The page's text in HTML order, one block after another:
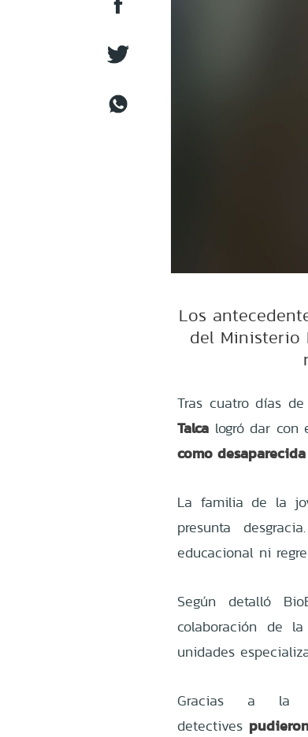
Los
del Ministerio
Tras cuatro días
Talca logró dar con
como desaparecida
La familia de la
presunta
educacional ni
Según detalló
colaboración de
unidades
Gracias a la
detectives